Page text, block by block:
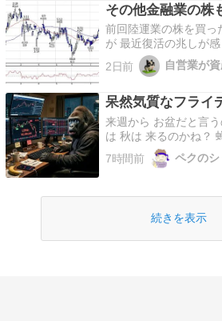
その他金融業の株
前回陸運業の株を買っ
が 最近復活の兆しが
融業にも手を出した
て書こうと思います。
まんべんなく買いの手
す。 芙蓉総…
2日前 自営業が資産形
呆然気質なフライ
来週から お盆だと言
は 秋は 来るのかね？
。。。 東京都下より
金曜の後場終わりに書
というのも 先週に電
7時間前 ペクのシ
続きを表示